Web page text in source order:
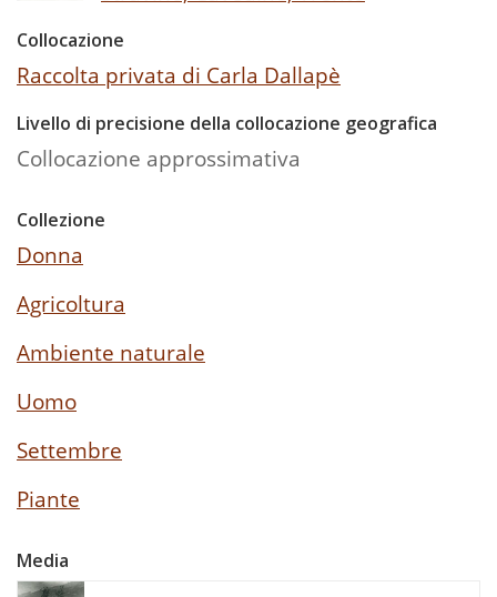
Collocazione
Raccolta privata di Carla Dallapè
Livello di precisione della collocazione geografica
Collocazione approssimativa
Collezione
Donna
Agricoltura
Ambiente naturale
Uomo
Settembre
Piante
Media